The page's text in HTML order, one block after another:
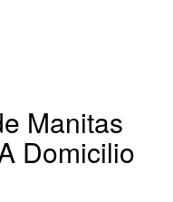
Manitas
Domicilio